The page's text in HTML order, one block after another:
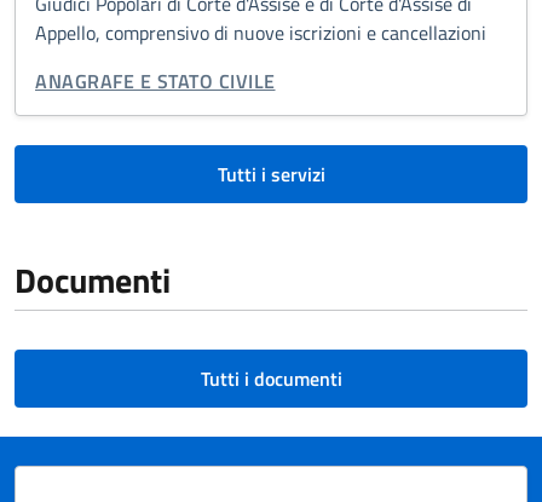
Appello, comprensivo di nuove iscrizioni e cancellazioni
CATEGORIA CORRELATA:
ANAGRAFE E STATO CIVILE
Tutti i servizi
Documenti
Tutti i documenti